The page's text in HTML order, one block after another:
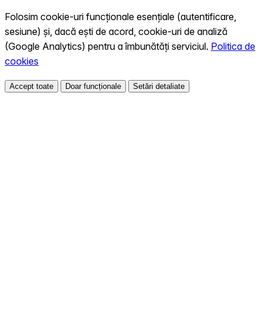
Folosim cookie-uri funcționale esențiale (autentificare,
sesiune) și, dacă ești de acord, cookie-uri de analiză
(Google Analytics) pentru a îmbunătăți serviciul. Politica de
cookies
Accept toate Doar funcționale Setări detaliate